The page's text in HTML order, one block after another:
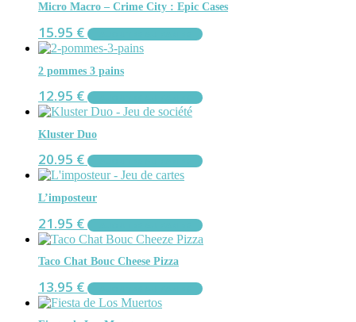
Micro Macro – Crime City : Epic Cases
15.95 €
2 pommes 3 pains
12.95 €
Kluster Duo
20.95 €
L’imposteur
21.95 €
Taco Chat Bouc Cheese Pizza
13.95 €